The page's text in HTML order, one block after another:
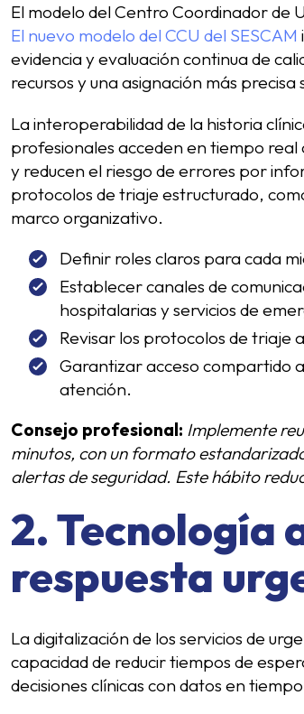
El modelo del Centro Coordinador de
El nuevo modelo del CCU del SESCAM
evidencia y evaluación continua de
recursos y una asignación más
La interoperabilidad de la historia
profesionales acceden en tiempo real
y reducen el riesgo de errores por
protocolos de triaje estructurado,
marco organizativo.
Definir roles claros para cada
Establecer canales de
hospitalarias y servicios de
Revisar los protocolos de triaje
Garantizar acceso compartido
atención.
Consejo profesional: Implemente
minutos, con un formato
alertas de seguridad. Este hábito
2. Tecnología
respuesta
La digitalización de los servicios de
capacidad de reducir tiempos de
decisiones clínicas con datos en